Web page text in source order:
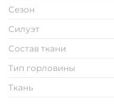
Сезон
Силуэт
Состав ткани
Тип горловины
Ткань